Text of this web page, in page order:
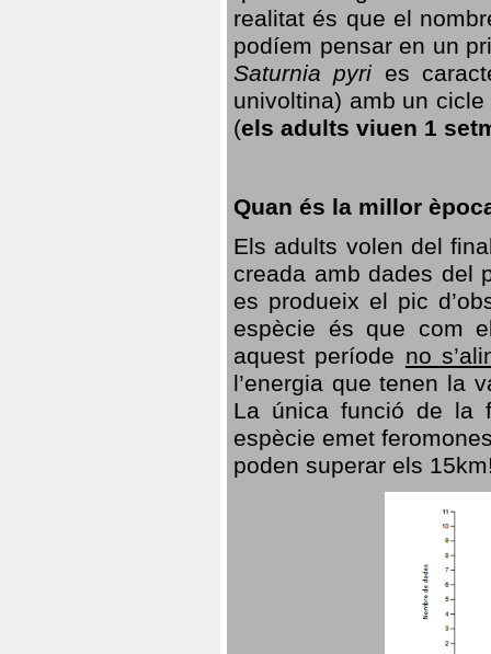
realitat és que el
podíem pensar en un
Saturnia pyri es
univoltina) amb un
(els adults viuen 1
Quan és la millor
Els adults volen del
creada amb dades del
es produeix el pic
espècie és que com
aquest període no
l’energia que tenen la
La única funció de la
espècie emet
poden superar els